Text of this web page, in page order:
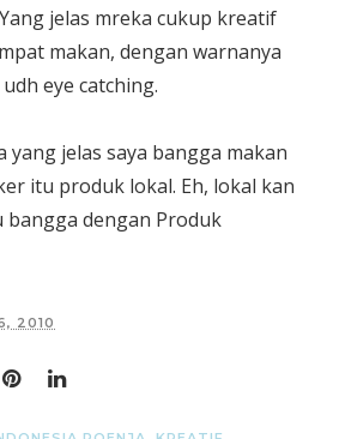
jelas mreka cukup kreatif
makan, dengan warnanya
eye catching.
yang jelas saya bangga makan
itu produk lokal. Eh, lokal kan
bangga dengan Produk
2010